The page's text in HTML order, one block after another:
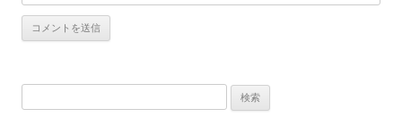
索: